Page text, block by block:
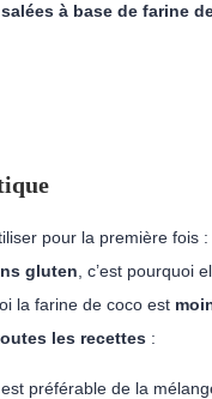
à base de farine
pour la première fois
gluten , c’est pourquoi
la farine de coco est
les recettes :
préférable de la